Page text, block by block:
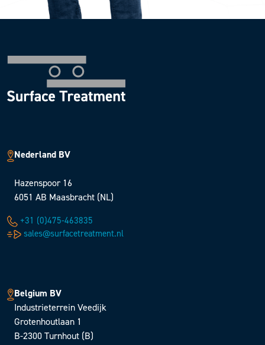
Nederland BV
Hazenspoor 16
6051 AB Maasbracht (NL)
+31 (0)475-463835
sales@surfacetreatment.nl
Belgium BV
Industrieterrein Veedijk
Grotenhoutlaan 1
B-2300 Turnhout (B)